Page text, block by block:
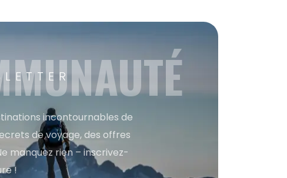
incontournables de
de voyage, des offres
manquez rien – inscrivez-
!